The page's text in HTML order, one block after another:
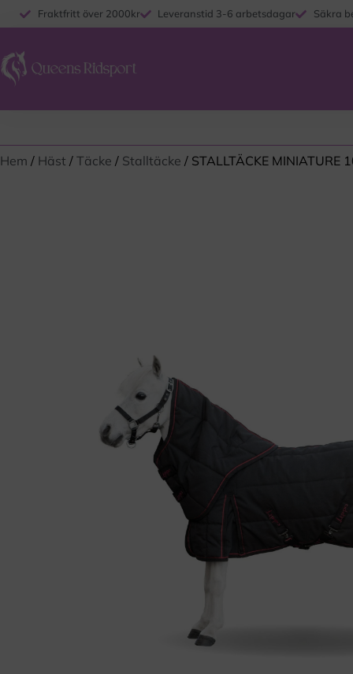
Fraktfritt över 2000kr Leveranstid 3-6 arbetsdagar Säkra
Hem / Häst / Täcke / Stalltäcke / STALLTÄCKE MINIATURE